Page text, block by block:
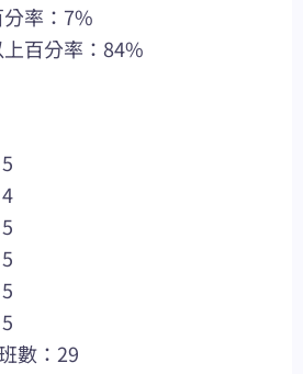
率：7%
百分率：84%
數：29